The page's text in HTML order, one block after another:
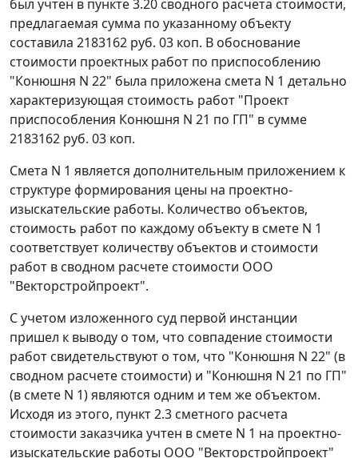
был учтен в пункте 3.20 сводного расчета стоимости,
предлагаемая сумма по указанному объекту
составила 2183162 руб. 03 коп. В обоснование
стоимости проектных работ по приспособлению
"Конюшня N 22" была приложена смета N 1 детально
характеризующая стоимость работ "Проект
приспособления Конюшня N 21 по ГП" в сумме
2183162 руб. 03 коп.
Смета N 1 является дополнительным приложением к
структуре формирования цены на проектно-
изыскательские работы. Количество объектов,
стоимость работ по каждому объекту в смете N 1
соответствует количеству объектов и стоимости
работ в сводном расчете стоимости ООО
"Векторстройпроект".
С учетом изложенного суд первой инстанции
пришел к выводу о том, что совпадение стоимости
работ свидетельствуют о том, что "Конюшня N 22" (в
сводном расчете стоимости) и "Конюшня N 21 по ГП"
(в смете N 1) являются одним и тем же объектом.
Исходя из этого, пункт 2.3 сметного расчета
стоимости заказчика учтен в смете N 1 на проектно-
изыскательские работы ООО "Векторстройпроект"